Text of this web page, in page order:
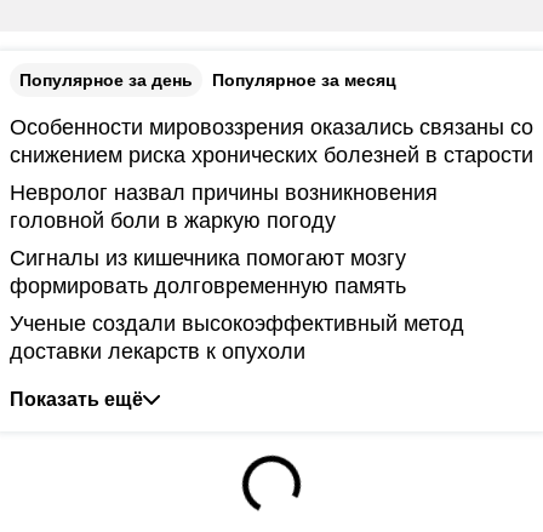
Популярное за день Популярное за месяц
Особенности мировоззрения оказались связаны со
снижением риска хронических болезней в старости
Невролог назвал причины возникновения
головной боли в жаркую погоду
Сигналы из кишечника помогают мозгу
формировать долговременную память
Ученые создали высокоэффективный метод
доставки лекарств к опухоли
Показать ещё